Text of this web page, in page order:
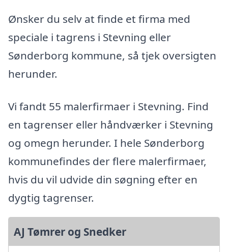
Ønsker du selv at finde et firma med
speciale i tagrens i Stevning eller
Sønderborg kommune, så tjek oversigten
herunder.
Vi fandt 55 malerfirmaer i Stevning. Find
en tagrenser eller håndværker i Stevning
og omegn herunder. I hele Sønderborg
kommunefindes der flere malerfirmaer,
hvis du vil udvide din søgning efter en
dygtig tagrenser.
AJ Tømrer og Snedker